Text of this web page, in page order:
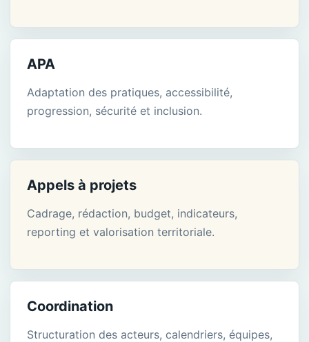
APA
Adaptation des pratiques, accessibilité,
progression, sécurité et inclusion.
Appels à projets
Cadrage, rédaction, budget, indicateurs,
reporting et valorisation territoriale.
Coordination
Structuration des acteurs, calendriers, équipes,